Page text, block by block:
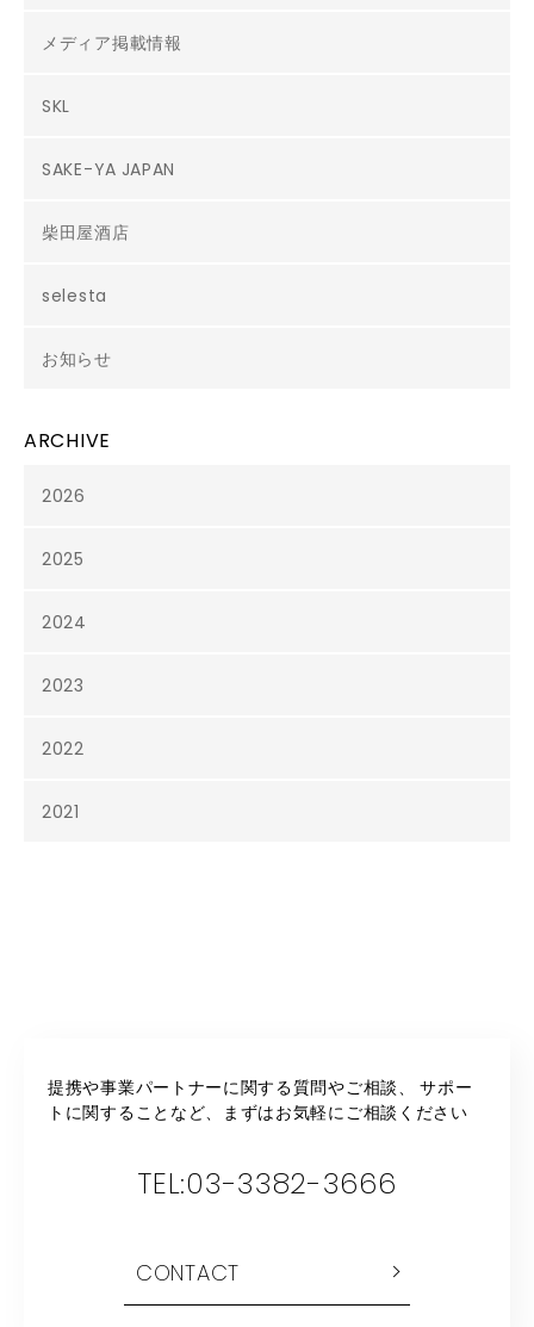
メディア掲載情報
SKL
SAKE-YA JAPAN
柴田屋酒店
selesta
お知らせ
ARCHIVE
2026
2025
2024
2023
2022
2021
提携や事業パートナーに関する質問やご相談、
サポー
トに関することなど、まずはお気軽にご相談ください
TEL:03-3382-3666
CONTACT